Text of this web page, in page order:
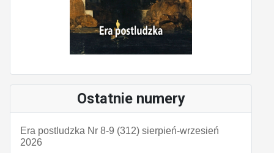
Ostatnie numery
Era postludzka Nr 8-9 (312) sierpień-wrzesień
2026